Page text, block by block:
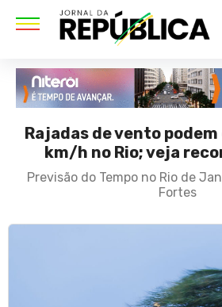
Rajadas de vento
km/h no Rio; veja
Previsão do Tempo no Rio de
Fortes